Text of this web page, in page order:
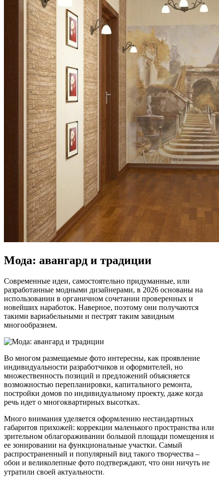
Мода: авангард и традиции
Современные идеи, самостоятельно придуманные, или
разработанные модными дизайнерами, в 2026 основаны на
использовании в органичном сочетании проверенных и
новейших наработок. Наверное, поэтому они получаются
такими вариабельными и пестрят таким завидным
многообразием.
Во многом размещаемые фото интересны, как проявление
индивидуальности разработчиков и оформителей, но
множественность позиций и предложений объясняется
возможностью перепланировки, капитального ремонта,
постройки домов по индивидуальному проекту, даже когда
речь идет о многоквартирных высотках.
Много внимания уделяется оформлению нестандартных
габаритов прихожей: коррекции маленького пространства или
зрительном облагораживании большой площади помещения и
ее зонировании на функциональные участки. Самый
распространенный и популярный вид такого творчества –
обои и великолепные фото подтверждают, что они ничуть не
утратили своей актуальности.